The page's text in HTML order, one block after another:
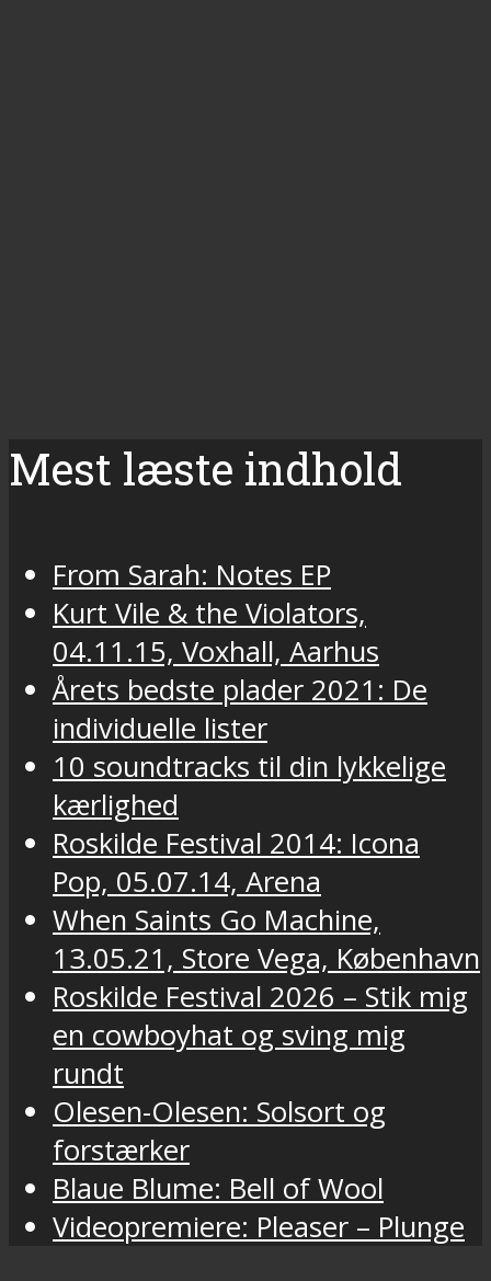
Mest læste indhold
From Sarah: Notes EP
Kurt Vile & the Violators,
04.11.15, Voxhall, Aarhus
Årets bedste plader 2021: De
individuelle lister
10 soundtracks til din lykkelige
kærlighed
Roskilde Festival 2014: Icona
Pop, 05.07.14, Arena
When Saints Go Machine,
13.05.21, Store Vega, København
Roskilde Festival 2026 – Stik mig
en cowboyhat og sving mig
rundt
Olesen-Olesen: Solsort og
forstærker
Blaue Blume: Bell of Wool
Videopremiere: Pleaser – Plunge